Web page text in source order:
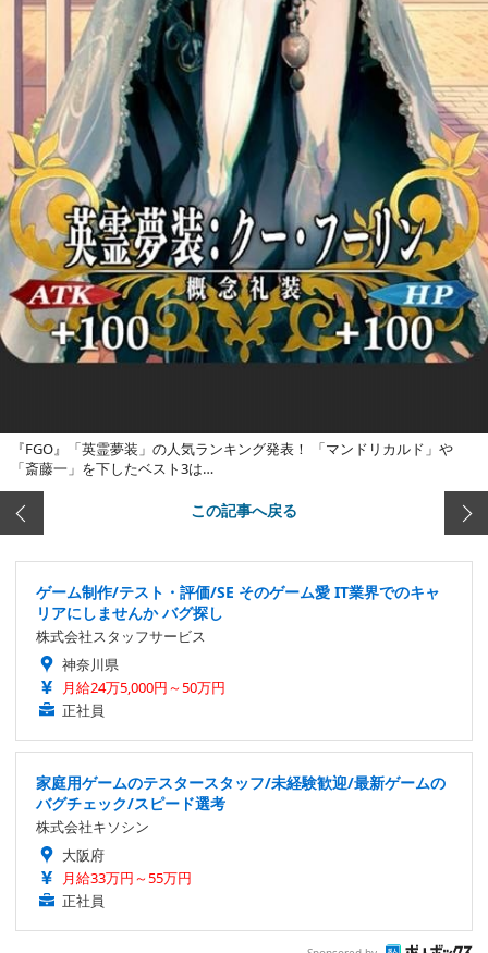
『FGO』「英霊夢装」の人気ランキング発表！ 「マンドリカルド」や
「斎藤一」を下したベスト3は…
この記事へ戻る
ゲーム制作/テスト・評価/SE そのゲーム愛 IT業界でのキャ
リアにしませんか バグ探し
株式会社スタッフサービス
神奈川県
月給24万5,000円～50万円
正社員
家庭用ゲームのテスタースタッフ/未経験歓迎/最新ゲームの
バグチェック/スピード選考
株式会社キソシン
大阪府
月給33万円～55万円
正社員